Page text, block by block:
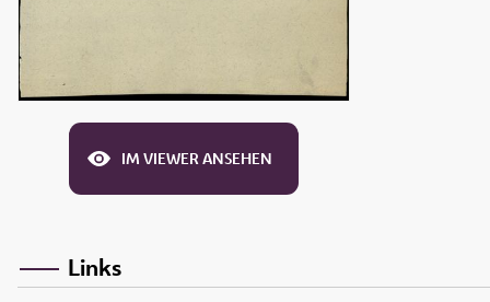
IM VIEWER ANSEHEN
Links